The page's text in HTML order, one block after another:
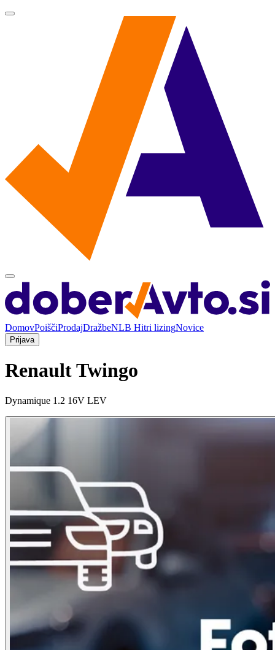
DomovPoiščiProdajDražbeNLB Hitri lizingNovice
Prijava
Renault Twingo
Dynamique 1.2 16V LEV